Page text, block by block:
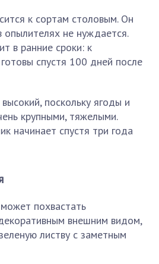
к сортам столовым. Он
не нуждается.
в ранние сроки: к
спустя 100 дней после
поскольку ягоды и
крупными, тяжелыми.
начинает спустя три года
похвастать
внешним видом,
листву с заметным